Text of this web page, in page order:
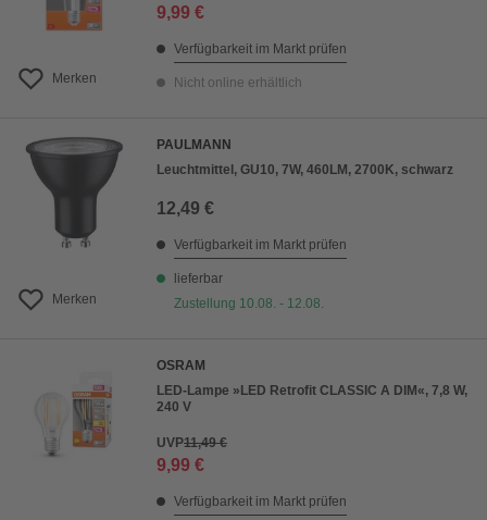
Merken
9,99 €
Verfügbarkeit im Markt prüfen
Nicht online erhältlich
Merken
PAULMANN
Leuchtmittel, GU10, 7W, 460LM, 2700K, schwarz
12,49 €
Verfügbarkeit im Markt prüfen
lieferbar
Zustellung 10.08. - 12.08.
OSRAM
LED-Lampe »LED Retrofit CLASSIC A DIM«, 7,8 W,
240 V
UVP11,49 €
9,99 €
Verfügbarkeit im Markt prüfen